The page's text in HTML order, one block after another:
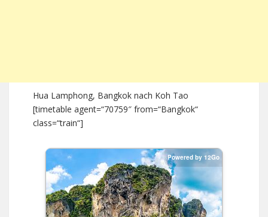
Hua Lamphong, Bangkok nach Koh Tao
[timetable agent=“70759″ from=“Bangkok“
class=“train“]